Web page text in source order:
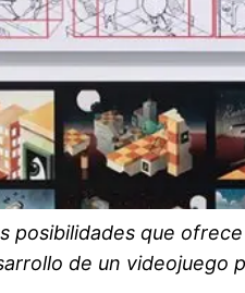
posibilidades que
de un videojuego